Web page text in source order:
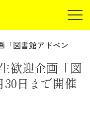
方
究者の方
JP
「図書館アドベン
歓迎企画「図
日まで開催